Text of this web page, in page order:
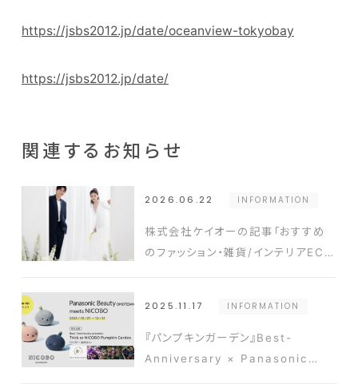
https://jsbs2012.jp/date/oceanview-tokyobay
https://jsbs2012.jp/date/
関連するお知らせ
2026.06.22 INFORMATION
株式会社ケイオーの記事「おすすめ
のファッション・雑貨/インテリアECサ
PHOTO PARK」をご紹介いただき
ました
2025.11.17 INFORMATION
『パンプキンガーデン』Best-
Anniversary × Panasonic